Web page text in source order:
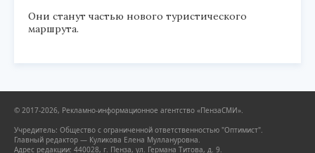
Они станут частью нового туристического
маршрута.
© 2017-2026, Рекламно-информационное агентство «ПензаСМИ».
Учредитель: Общество с ограниченной ответственностью "Оптимист".
Главный редактор — Куликова Елена Муллануровна.
Адрес редакции: 440028, г. Пенза, ул. Германа Титова, д. 9.